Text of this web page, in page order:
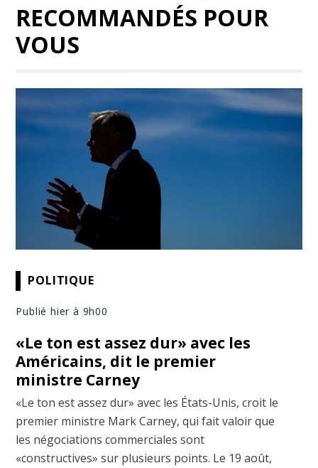
RECOMMANDÉS POUR
VOUS
POLITIQUE
Publié hier à 9h00
«Le ton est assez dur» avec les
Américains, dit le premier
ministre Carney
«Le ton est assez dur» avec les États-Unis, croit le
premier ministre Mark Carney, qui fait valoir que
les négociations commerciales sont
«constructives» sur plusieurs points. Le 19 août,